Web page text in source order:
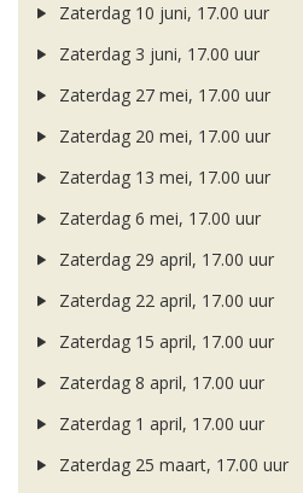
Zaterdag 10 juni, 17.00 uur
Zaterdag 3 juni, 17.00 uur
Zaterdag 27 mei, 17.00 uur
Zaterdag 20 mei, 17.00 uur
Zaterdag 13 mei, 17.00 uur
Zaterdag 6 mei, 17.00 uur
Zaterdag 29 april, 17.00 uur
Zaterdag 22 april, 17.00 uur
Zaterdag 15 april, 17.00 uur
Zaterdag 8 april, 17.00 uur
Zaterdag 1 april, 17.00 uur
Zaterdag 25 maart, 17.00 uur